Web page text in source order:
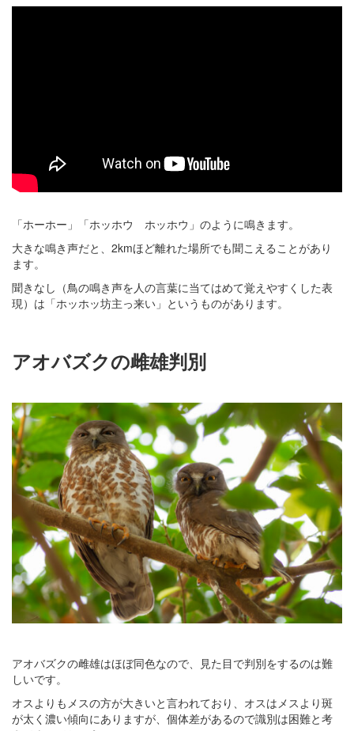
「ホーホー」「ホッホウ ホッホウ」のように鳴きます。
大きな鳴き声だと、2kmほど離れた場所でも聞こえることがあり
ます。
聞きなし（鳥の鳴き声を人の言葉に当てはめて覚えやすくした表
現）は「ホッホッ坊主っ来い」というものがあります。
アオバズクの雌雄判別
アオバズクの雌雄はほぼ同色なので、見た目で判別をするのは難
しいです。
オスよりもメスの方が大きいと言われており、オスはメスより斑
が太く濃い傾向にありますが、個体差があるので識別は困難と考